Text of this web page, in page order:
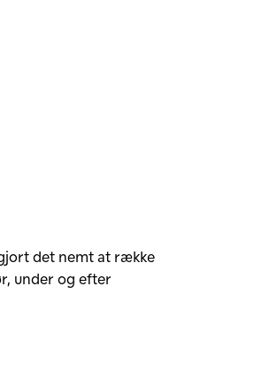
det nemt at række
under og efter